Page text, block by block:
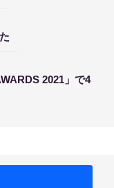
2021」で4